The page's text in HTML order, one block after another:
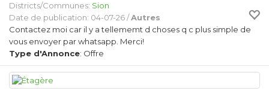
Districts/Communes: Sion
Date de publication: 04-07-26 /Autres
Contactez moi car il y a tellememt d choses q c plus simple de
vous envoyer par whatsapp. Merci!
Type d'Annonce: Offre